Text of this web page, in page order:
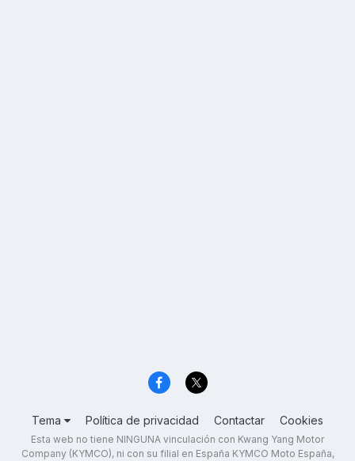
Tema Política de privacidad Contactar Cookies
Esta web no tiene NINGUNA vinculación con Kwang Yang Motor
Company (KYMCO), ni con su filial en España KYMCO Moto España,